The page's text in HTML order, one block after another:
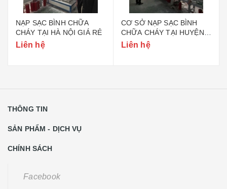
NẠP SẠC BÌNH CHỮA
CHÁY TẠI HÀ NỘI GIÁ RẺ
Liên hệ
CƠ SỞ NẠP SẠC BÌNH
CHỮA CHÁY TẠI HUYỆN
GIA LÂM HÀ NỘI
Liên hệ
THÔNG TIN
SẢN PHẨM - DỊCH VỤ
CHÍNH SÁCH
Facebook